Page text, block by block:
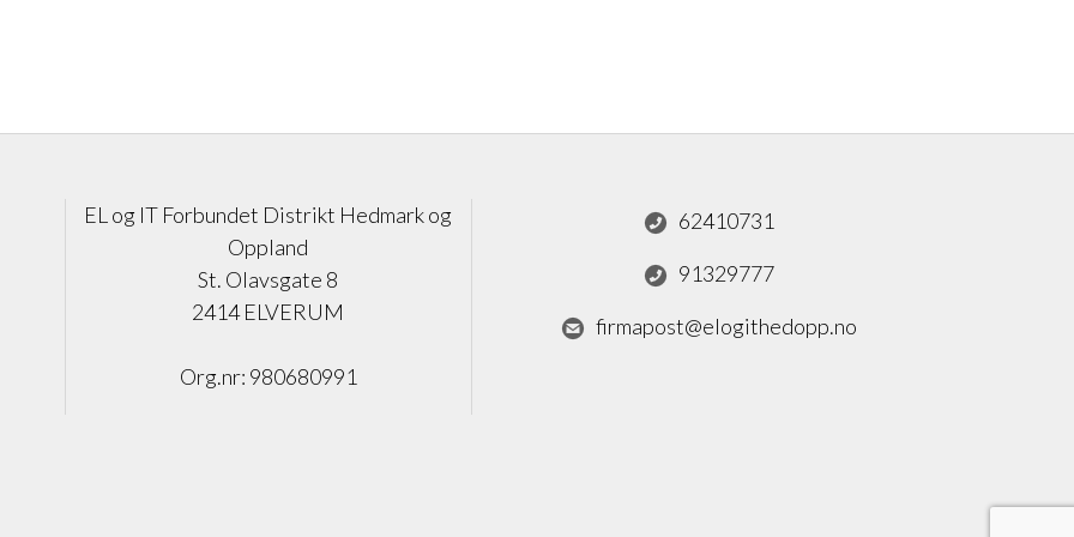
EL og IT Forbundet Distrikt Hedmark og
Oppland
St. Olavsgate 8
2414 ELVERUM
Org.nr: 980680991
62410731
91329777
firmapost@elogithedopp.no